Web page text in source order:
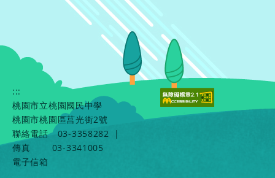
:::
桃園市立桃園國民中學
桃園市桃園區莒光街2號
聯絡電話
03-3358282
|
傳真
03-3341005
電子信箱